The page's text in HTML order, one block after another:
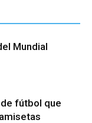
Mundial
fútbol que